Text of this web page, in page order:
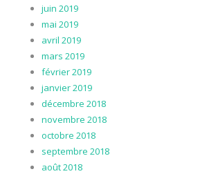
juin 2019
mai 2019
avril 2019
mars 2019
février 2019
janvier 2019
décembre 2018
novembre 2018
octobre 2018
septembre 2018
août 2018